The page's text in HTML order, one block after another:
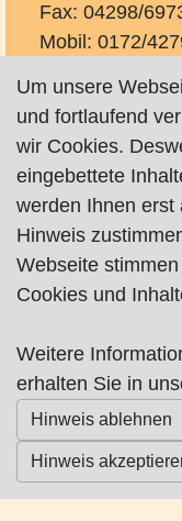
Fax: 04298/
Mobil: 0172/
Schlosserei &
Impressum|
© Worpswede24
Um unsere
und fortlaufend
wir Cookies.
eingebettete
werden Ihnen erst
Hinweis
Webseite
Cookies und
Weitere
erhalten Sie in
Hinweis ablehnen
Hinweis